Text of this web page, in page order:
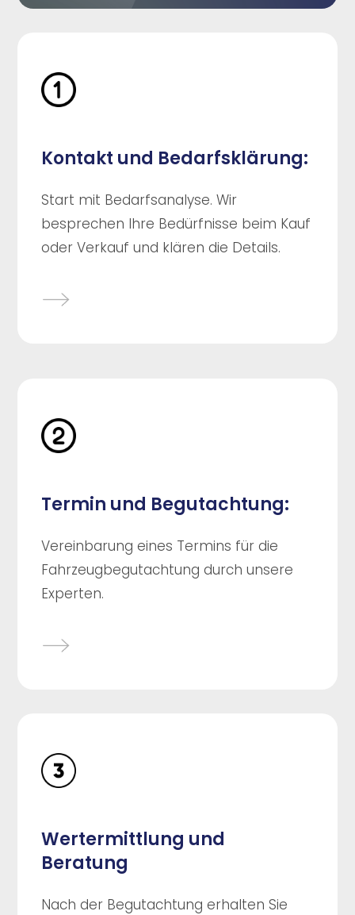
Kontakt und Bedarfsklärung:
Start mit Bedarfsanalyse. Wir
besprechen Ihre Bedürfnisse beim Kauf
oder Verkauf und klären die Details.
Termin und Begutachtung:
Vereinbarung eines Termins für die
Fahrzeugbegutachtung durch unsere
Experten.
Wertermittlung und
Beratung
Nach der Begutachtung erhalten Sie